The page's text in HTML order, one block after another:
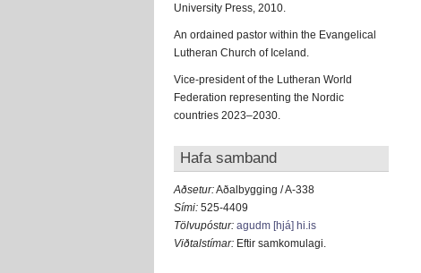
University Press, 2010.
An ordained pastor within the Evangelical
Lutheran Church of Iceland.
Vice-president of the Lutheran World
Federation representing the Nordic
countries 2023–2030.
Hafa samband
Aðsetur:Aðalbygging / A-338
Sími: 525-4409
Tölvupóstur: agudm [hjá] hi.is
Viðtalstímar: Eftir samkomulagi.